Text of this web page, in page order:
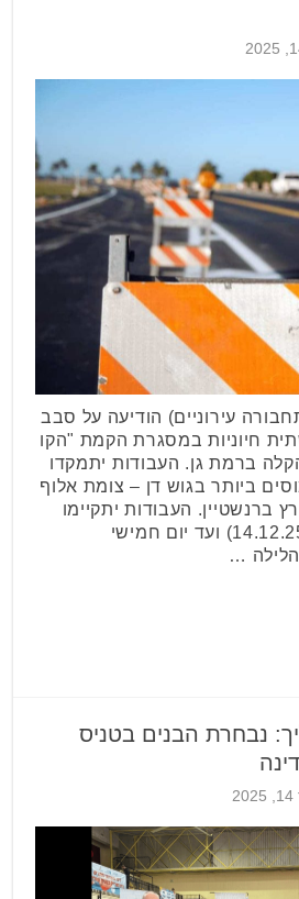
עירוניים) הודיעה על סבב
חיוניות במסגרת הקמת "הקו
ברמת גן. העבודות יתמקדו
ביותר בגוש דן – צומת אלוף
ברנשטיין. העבודות יתקיימו
החל מהיום ראשון (14.12.25) ועד יום חמישי
נבחרת הבנים בטניס